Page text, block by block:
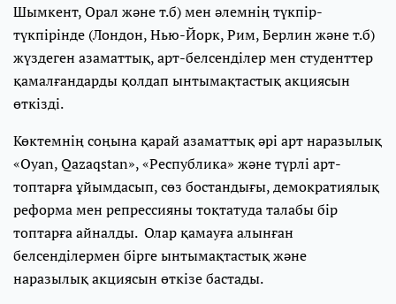
Шымкент, Орал және т.б) мен әлемнің түкпір-
түкпірінде (Лондон, Нью-Йорк, Рим, Берлин және т.б)
жүздеген азаматтық, арт-белсенділер мен студенттер
қамалғандарды қолдап ынтымақтастық акциясын
өткізді.
Көктемнің соңына қарай азаматтық әрі арт наразылық
«Oyan, Qazaqstan», «Республика» және түрлі арт-
топтарға ұйымдасып, сөз бостандығы, демократиялық
реформа мен репрессияны тоқтатуда талабы бір
топтарға айналды. Олар қамауға алынған
белсенділермен бірге ынтымақтастық және
наразылық акциясын өткізе бастады.